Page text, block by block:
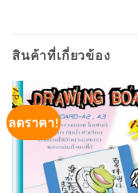
สินค้าที่เกี่ยวข้อง
ลดราคา!